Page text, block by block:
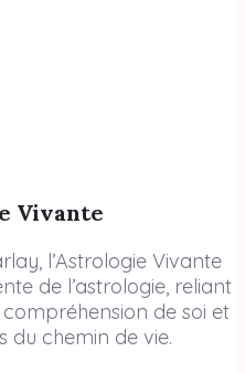
Vivante
l’Astrologie Vivante
de l’astrologie, reliant
de soi et
du chemin de vie.